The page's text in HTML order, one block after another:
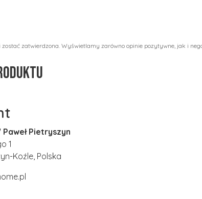
zatwierdzona. Wyświetlamy zarówno opinie pozytywne, jak i
Pietryszyn
1
Koźle, Polska